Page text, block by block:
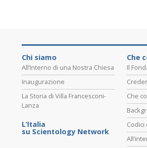
Chi siamo
All’Interno di una Nostra Chiesa
Inaugurazione
La Storia di Villa Francesconi-
Lanza
L’Italia
su Scientology Network
Che
Il
Che
Codici